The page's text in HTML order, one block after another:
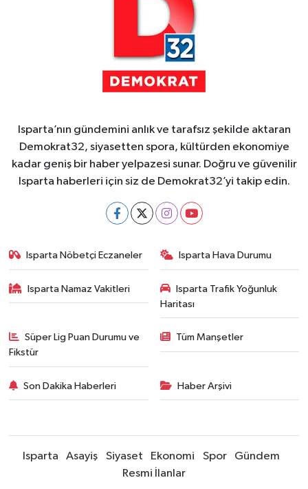
Isparta’nın gündemini anlık ve tarafsız şekilde aktaran
Demokrat32, siyasetten spora, kültürden ekonomiye
kadar geniş bir haber yelpazesi sunar. Doğru ve güvenilir
Isparta haberleri için siz de Demokrat32’yi takip edin.
Isparta Nöbetçi Eczaneler Isparta Hava Durumu
Isparta Namaz Vakitleri
Isparta Trafik Yoğunluk
Haritası
Süper Lig Puan Durumu ve
Fikstür
Tüm Manşetler
Son Dakika Haberleri Haber Arşivi
Isparta Asayiş Siyaset Ekonomi Spor
Gündem
Resmi İlanlar